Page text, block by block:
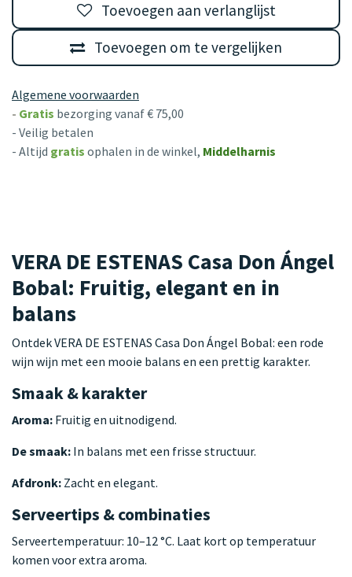
Toevoegen om te vergelijken
Toevoegen aan verlanglijst
Algemene voorwaarden
- Gratis bezorging vanaf € 75,00
- Veilig betalen
- Altijd gratis ophalen in de winkel, Middelharnis
VERA DE ESTENAS Casa Don Ángel
Bobal: Fruitig, elegant en in
balans
Ontdek VERA DE ESTENAS Casa Don Ángel Bobal: een rode
wijn wijn met een mooie balans en een prettig karakter.
Smaak & karakter
Aroma: Fruitig en uitnodigend.
De smaak: In balans met een frisse structuur.
Afdronk: Zacht en elegant.
Serveertips & combinaties
Serveertemperatuur: 10–12 °C. Laat kort op temperatuur
komen voor extra aroma.